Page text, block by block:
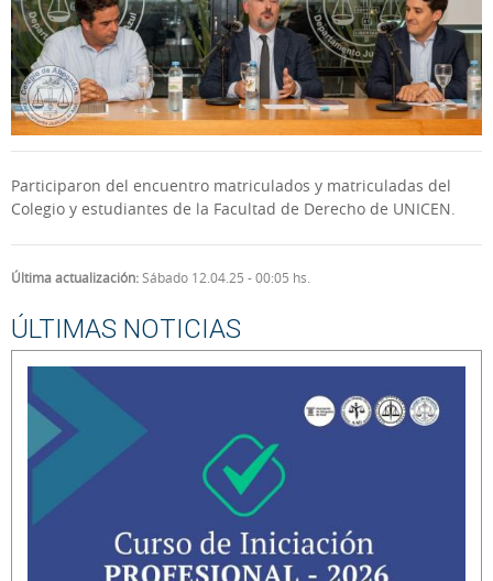
Participaron del encuentro matriculados y matriculadas del
Colegio y estudiantes de la Facultad de Derecho de UNICEN.
Última actualización:Sábado 12.04.25 - 00:05 hs.
ÚLTIMAS NOTICIAS